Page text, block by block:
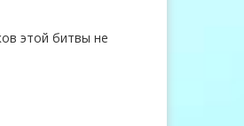
этой битвы не